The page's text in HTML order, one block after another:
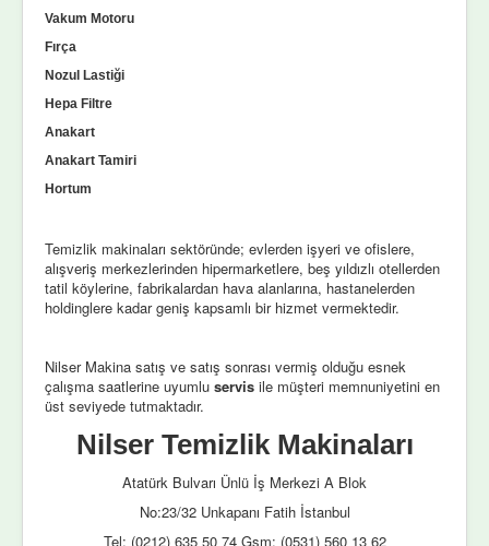
Vakum Motoru
Fırça
Nozul Lastiği
Hepa Filtre
Anakart
Anakart Tamiri
Hortum
Temizlik makinaları sektöründe; evlerden işyeri ve ofislere,
alışveriş merkezlerinden hipermarketlere, beş yıldızlı otellerden
tatil köylerine, fabrikalardan hava alanlarına, hastanelerden
holdinglere kadar geniş kapsamlı bir hizmet vermektedir.
Nilser Makina satış ve satış sonrası vermiş olduğu esnek
çalışma saatlerine uyumlu servis ile müşteri memnuniyetini en
üst seviyede tutmaktadır.
Nilser Temizlik Makinaları
Atatürk Bulvarı Ünlü İş Merkezi A Blok
No:23/32 Unkapanı Fatih İstanbul
Tel: (0212) 635 50 74 Gsm: (0531) 560 13 62